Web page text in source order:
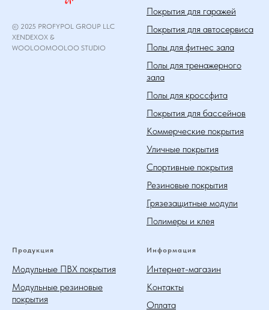
© 2025 PROFYPOL GROUP LLC
XENDEXOX &
WOOLOOMOOLOO STUDIO
Покрытия для гаражей
Покрытия для автосервиса
Полы для фитнес зала
Полы для тренажерного
зала
Полы для кроссфита
Покрытия для бассейнов
Коммерческие покрытия
Уличные покрытия
Спортивные покрытия
Резиновые покрытия
Грязезащитные модули
Полимеры и клея
Продукция
Модульные ПВХ покрытия
Модульные резиновые
покрытия
Информация
Интернет-магазин
Контакты
Оплата